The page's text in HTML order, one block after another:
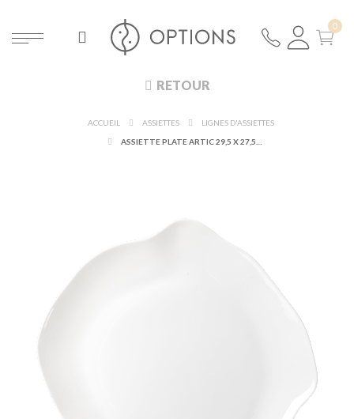
RETOUR
ACCUEIL ASSIETTES
LIGNES D'ASSIETTES